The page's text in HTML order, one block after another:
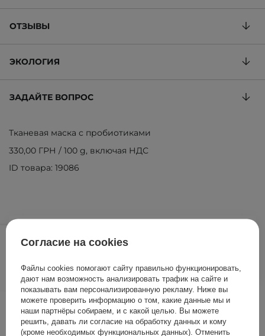
ОТЗЫВЫ
ЭКОЛОГИЯ
ЗАДАЙТЕ ВОПРОС
Тканевая маска с пробиотиками
330,00 ГРН / 100 g, включая НДС
ID товара: 19086
Другие клиенты также
проверили
Согласие на cookies
Файлы cookies помогают сайту правильно функционировать,
дают нам возможность анализировать трафик на сайте и
показывать вам персонализированную рекламу. Ниже вы
можете проверить информацию о том, какие данные мы и
наши партнёры собираем, и с какой целью. Вы можете
решить, давать ли согласие на обработку данных и кому
(кроме необходимых функциональных данных). Отменить